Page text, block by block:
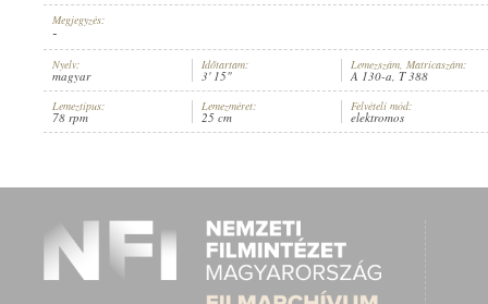
ARTIST: KARÁDY KATALIN,TONALIT MŰVÉSZ ZENEKAR, VEZÉNYEL:POLGÁR
Megjegyzés:
-
Nyelv:
magyar
Időtartam:
3' 15"
Lemezszám, Matricaszám:
A 130-a, T 388
Lemeztípus:
78 rpm
Lemezméret:
25 cm
Felvételi mód:
elektromos